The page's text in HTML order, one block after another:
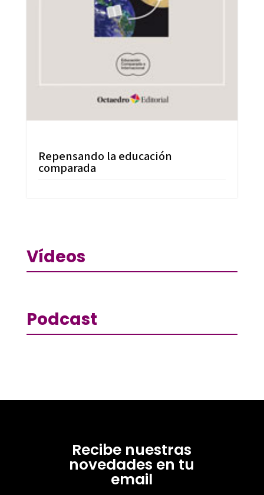
Repensando la educación
comparada
Vídeos
Podcast
Recibe nuestras
novedades en tu
email